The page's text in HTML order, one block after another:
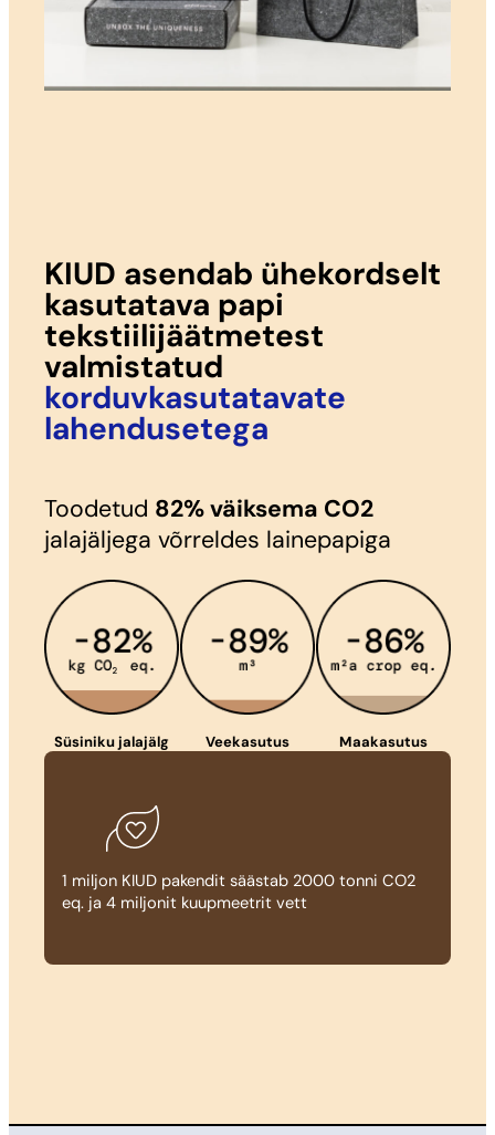
KIUD asendab ühekordselt
kasutatava papi
tekstiilijäätmetest
valmistatud
korduvkasutatavate
lahendusetega
Toodetud 82% väiksema CO2
jalajäljega võrreldes lainepapiga
Süsiniku jalajälg Veekasutus Maakasutus
1 miljon KIUD pakendit säästab 2000 tonni CO2
eq. ja 4 miljonit kuupmeetrit vett